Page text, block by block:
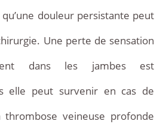
douleur persistante peut
Une perte de sensation
dans les jambes est
elle peut survenir en cas de
thrombose veineuse profonde